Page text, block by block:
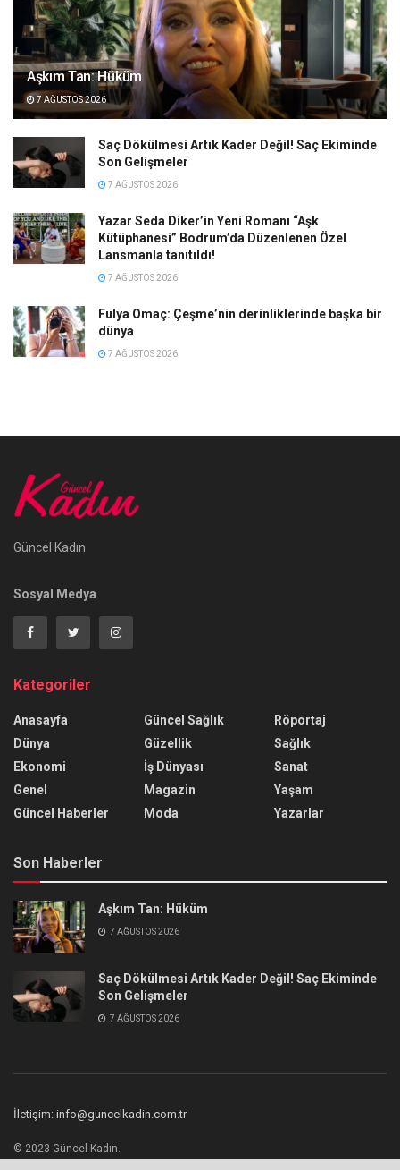
Aşkım Tan: Hüküm
7 AĞUSTOS 2026
Saç Dökülmesi Artık Kader Değil! Saç Ekiminde
Son Gelişmeler
7 AĞUSTOS 2026
Yazar Seda Diker’in Yeni Romanı “Aşk
Kütüphanesi” Bodrum’da Düzenlenen Özel
Lansmanla tanıtıldı!
7 AĞUSTOS 2026
Fulya Omaç: Çeşme’nin derinliklerinde başka bir
dünya
7 AĞUSTOS 2026
Güncel Kadın
Sosyal Medya
Kategoriler
Anasayfa
Dünya
Ekonomi
Genel
Güncel Haberler
Güncel Sağlık
Güzellik
İş Dünyası
Magazin
Moda
Röportaj
Sağlık
Sanat
Yaşam
Yazarlar
Son Haberler
Aşkım Tan: Hüküm
7 AĞUSTOS 2026
Saç Dökülmesi Artık Kader Değil! Saç Ekiminde
Son Gelişmeler
7 AĞUSTOS 2026
İletişim: info@guncelkadin.com.tr
© 2023 Güncel Kadın.